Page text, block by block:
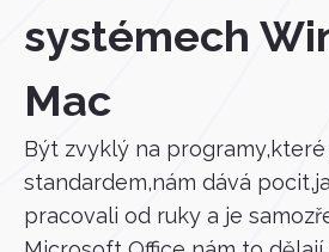
systémech
Mac
Být zvyklý na
standardem,nám dává
pracovali od ruky a je